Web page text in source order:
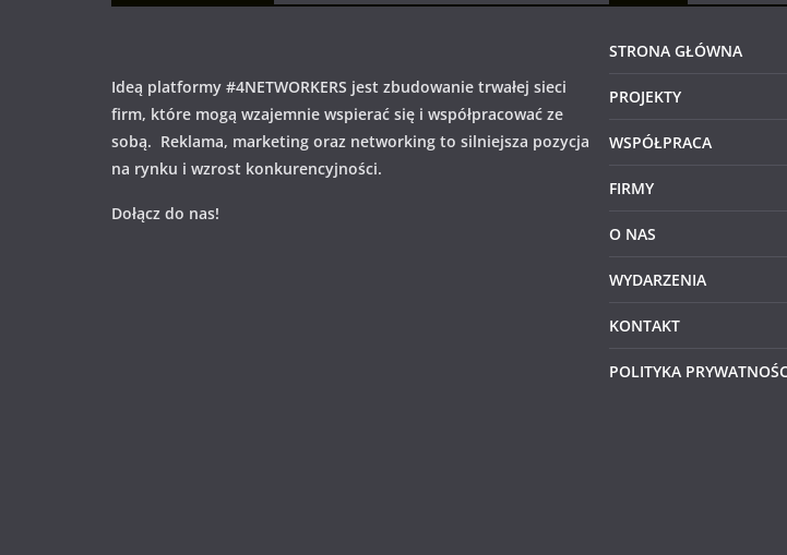
Ideą platformy #4NETWORKERS jest zbudowanie trwałej sieci
firm, które mogą wzajemnie wspierać się i współpracować ze
sobą. Reklama, marketing oraz networking to silniejsza pozycja
na rynku i wzrost konkurencyjności.
Dołącz do nas!
STRONA GŁÓWNA
PROJEKTY
WSPÓŁPRACA
FIRMY
O NAS
WYDARZENIA
KONTAKT
POLITYKA